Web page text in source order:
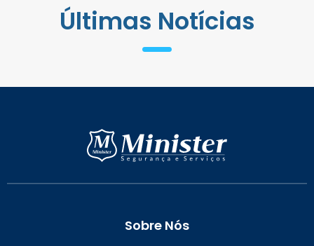
Últimas Notícias
Sobre Nós